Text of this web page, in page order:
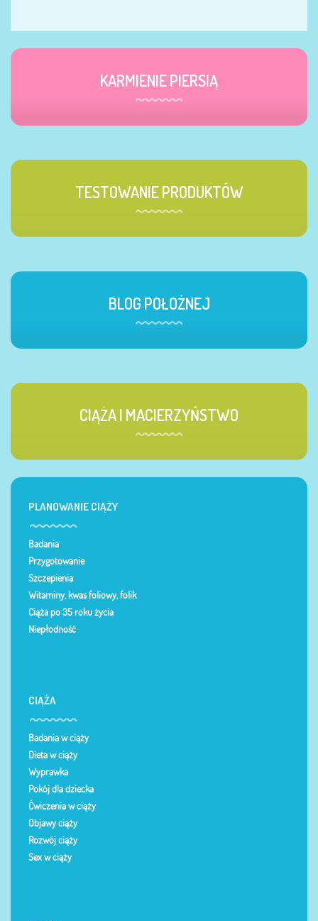
KARMIENIE PIERSIĄ
TESTOWANIE PRODUKTÓW
BLOG POŁOŻNEJ
CIĄŻA I MACIERZYŃSTWO
PLANOWANIE CIĄŻY
Badania
Przygotowanie
Szczepienia
Witaminy, kwas foliowy, folik
Ciąża po 35 roku życia
Niepłodność
CIĄŻA
Badania w ciąży
Dieta w ciąży
Wyprawka
Pokój dla dziecka
Ćwiczenia w ciąży
Objawy ciąży
Rozwój ciąży
Sex w ciąży